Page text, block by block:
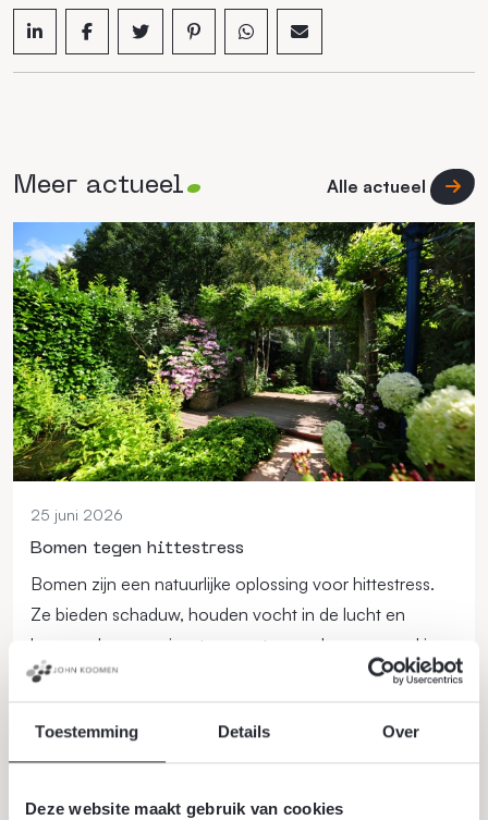
Toestemming Details Over
Deze website maakt gebruik van cookies
Meer actueel Alle actueel
25 juni 2026
Bomen tegen hittestress
Bomen zijn een natuurlijke oplossing voor hittestress.
Ze bieden schaduw, houden vocht in de lucht en
kunnen de omgevingstemperatuur verlagen, vooral in
steden.